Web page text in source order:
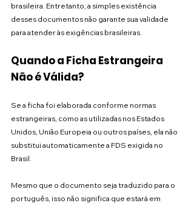
brasileira. Entretanto, a simples existência
desses documentos não garante sua validade
para atender às exigências brasileiras.
Quando a Ficha Estrangeira
Não é Válida?
Se a ficha foi elaborada conforme normas
estrangeiras, como as utilizadas nos Estados
Unidos, União Europeia ou outros países, ela não
substitui automaticamente a FDS exigida no
Brasil.
Mesmo que o documento seja traduzido para o
português, isso não significa que estará em